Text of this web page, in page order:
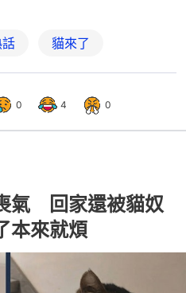
貓來了
0 4 0
氣 回家還被貓奴
本來就煩